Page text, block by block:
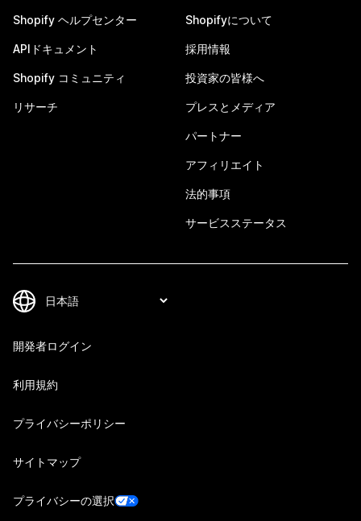
Shopify ヘルプセンター
APIドキュメント
Shopify コミュニティ
リサーチ
Shopifyについて
採用情報
投資家の皆様へ
プレスとメディア
パートナー
アフィリエイト
法的事項
サービスステータス
開発者ログイン
利用規約
プライバシーポリシー
サイトマップ
プライバシーの選択